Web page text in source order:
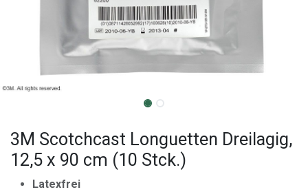
3M Scotchcast Longuetten Dreilagig,
12,5 x 90 cm (10 Stck.)
Latexfrei